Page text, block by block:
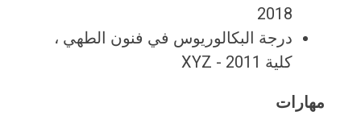
2018
درجة البكالوريوس في فنون الطهي ،
كلية XYZ - 2011
مهارات